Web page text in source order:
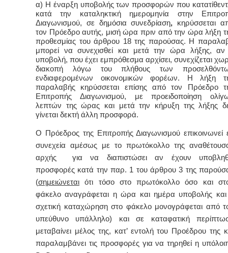
α) Η έναρξη υποβολής των προσφορών που
κατά την καταληκτική ημερομηνία στην
Διαγωνισμού, σε δημόσια συνεδρίαση, κηρύσσεται
τον Πρόεδρο αυτής, μισή ώρα πριν από την ώρα λήξη
προθεσμίας του άρθρου 18 της παρούσας. Η
μπορεί να συνεχισθεί και μετά την ώρα λήξης,
υποβολή, που έχει εμπρόθεσμα αρχίσει, συνεχίζεται
διακοπή λόγω του πλήθους των
ενδιαφερομένων οικονομικών φορέων. Η λήξη
παραλαβής κηρύσσεται επίσης από τον Πρόεδρο
Επιτροπής Διαγωνισμού, με προειδοποίηση
λεπτών της ώρας και μετά την κήρυξη της λήξης
γίνεται δεκτή άλλη προσφορά.
Ο Πρόεδρος της Επιτροπής Διαγωνισμού επικοινωνεί
συνεχεία αμέσως με το πρωτόκολλο της
αρχής για να διαπιστώσει αν έχουν
προσφορές κατά την παρ. 1 του άρθρου 3 της
(σημειώνεται ότι τόσο στο πρωτόκολλο όσο και
φάκελο αναγράφεται η ώρα και ημέρα υποβολής
σχετική καταχώρηση στο φάκελο μονογράφεται από
υπεύθυνο υπάλληλο) και σε καταφατική
μεταβαίνει μέλος της, κατ’ εντολή του Προέδρου της
παραλαμβάνει τις προσφορές για να τηρηθεί η